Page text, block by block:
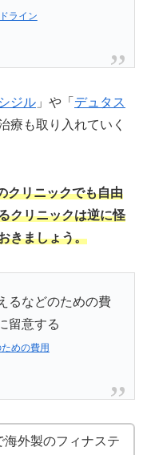
ライン
ジル 」や「 デュタス
療も取り入れていく
クリニックでも自由
クリニックは逆に怪
きましょう。
るなどのための費
留意する
めの費用
外製のフィナステ